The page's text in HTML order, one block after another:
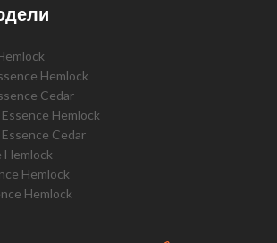
Hemlock
Cedar
Hemlock
Cedar
Hemlock
Hemlock
Hemlock